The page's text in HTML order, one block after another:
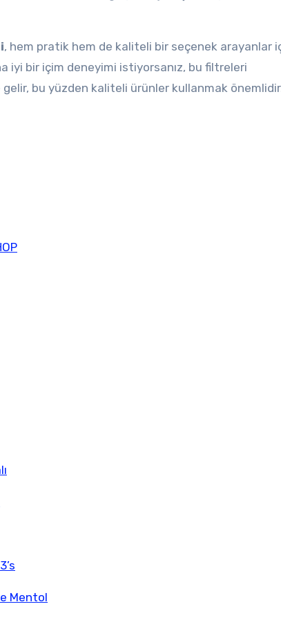
, hem pratik hem de kaliteli bir seçenek arayanlar
iyi bir içim deneyimi istiyorsanız, bu filtreleri
gelir, bu yüzden kaliteli ürünler kullanmak
Mentol